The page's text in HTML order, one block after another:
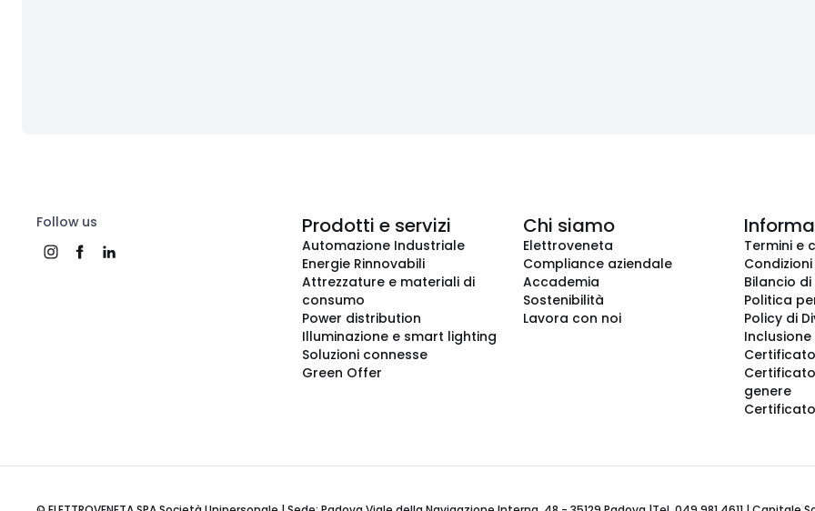
Follow us Prodotti e servizi
Automazione Industriale
Energie Rinnovabili
Attrezzature e materiali di
consumo
Power distribution
Illuminazione e smart lighting
Soluzioni connesse
Green Offer
Chi siamo
Elettroveneta
Compliance aziendale
Accademia
Sostenibilità
Lavora con noi
Termini e
Bilancio
Politica
Policy di
Inclusione
genere
Certificato